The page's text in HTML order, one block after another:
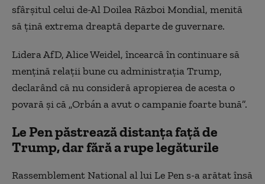
sfârşitul celui de-Al Doilea Război Mondial, menită
să ţină extrema dreaptă departe de guvernare.
Lidera AfD, Alice Weidel, încearcă în continuare să
menţină relaţii bune cu administraţia Trump,
declarând că nu consideră apropierea de acesta o
povară şi că „Orbán a avut o campanie foarte bună”.
Le Pen păstrează distanţa faţă de
Trump, dar fără a rupe legăturile
Rassemblement National al lui Le Pen s-a arătat însă